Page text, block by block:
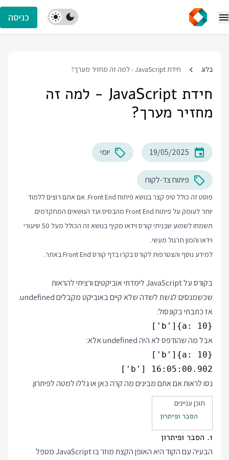
כניסה
בלוג חידת JavaScript - למה זה מחזיר מערך?
חידת JavaScript - למה זה
מחזיר מערך?
19/05/2025 יומי
פיתוח צד-לקוח
פוסט זה כולל טיפ קצר בנושא פיתוח Front End. אם אתם רוצים ללמוד
יותר לעומק על פיתוח Front End מהבסיס ועד הנושאים המתקדמים
תשמחו לשמוע שבניתי קורס וידאו מקיף בנושא זה הכולל מעל 50 שיעורי
וידאו והמון תרגול מעשי.
למידע נוסף והצטרפות לקורס בקרו בדף קורס Front End באתר.
בקורס על JavaScript לימדתי אוביקטים ורציתי להראות
שכשמנסים לגשת לשדה שלא קיים באוביקט מקבלים undefined.
אז כתבתי בקונסול:
{a: 10}['b']
אבל מה שהודפס לא היה undefined אלא:
16:05:00.902 ['b']
נסו לראות אם אתם מבינים מה קרה כאן או גללו למטה לפיתרון.
תוכן עניינים
הסבר ופיתרון
1. הסבר ופיתרון
הבעיה עם הקוד היא האופן הקצת מוזר בו JavaScript מטפל